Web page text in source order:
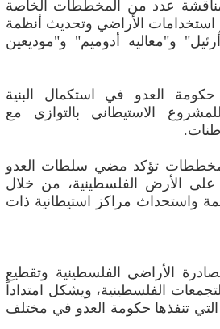
عدد من المخططات الخاصة
استخدامات الأراضي وتحديث أنظمة
و"معاليه أدوميم" و"موديعين
العدو في استكمال البنية
للمشروع الاستيطاني بالتوازي مع
تؤكد مضي سلطات العدو
الأرض الفلسطينية، من خلال
واستحداث مراكز استيطانية ذات
الأراضي الفلسطينية وتقطيع
الفلسطينية، ويشكل امتداداً
تنفذها حكومة العدو في مختلف